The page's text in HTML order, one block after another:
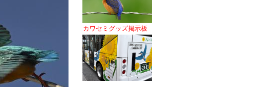
カワセミグッズ掲示板